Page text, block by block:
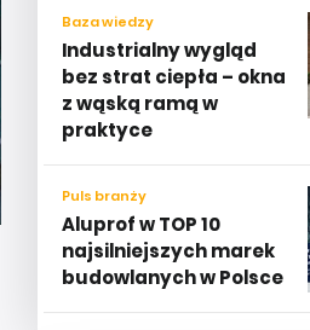
Baza wiedzy
Industrialny wygląd
bez strat ciepła – okna
z wąską ramą w
praktyce
Puls branży
Aluprof w TOP 10
najsilniejszych marek
budowlanych w Polsce